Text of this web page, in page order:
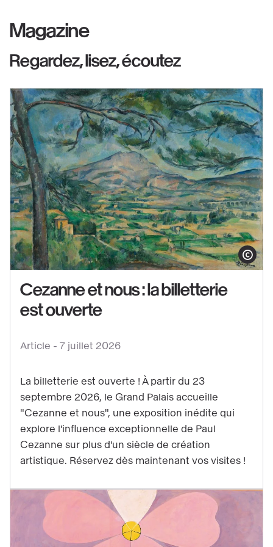
Magazine
Regardez, lisez, écoutez
Voir
contenu
Cezanne
et
nous
billetterie
ouverte
Afficher le
Article - 7 juillet 2026
Cezanne et nous : la billetterie
est ouverte
La billetterie est ouverte ! À partir du 23
septembre 2026, le Grand Palais accueille
"Cezanne et nous", une exposition inédite qui
explore l'influence exceptionnelle de Paul
Cezanne sur plus d'un siècle de création
artistique. Réservez dès maintenant vos visites !